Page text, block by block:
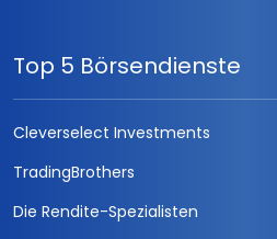
Top 5 Börsendienste
Cleverselect Investments
TradingBrothers
Die Rendite-Spezialisten